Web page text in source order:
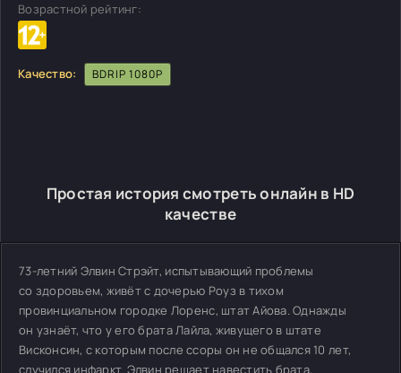
Возрастной рейтинг:
Качество: BDRIP 1080P
Простая история смотреть онлайн в HD
качестве
73-летний Элвин Стрэйт, испытывающий проблемы
со здоровьем, живёт с дочерью Роуз в тихом
провинциальном городке Лоренс, штат Айова. Однажды
он узнаёт, что у его брата Лайла, живущего в штате
Висконсин, с которым после ссоры он не общался 10 лет,
случился инфаркт. Элвин решает навестить брата,